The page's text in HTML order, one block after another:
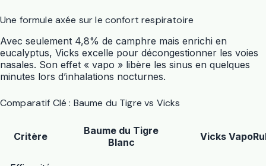
Une formule axée sur le confort respiratoire
Avec seulement 4,8% de camphre mais enrichi en
eucalyptus, Vicks excelle pour décongestionner les voies
nasales. Son effet « vapo » libère les sinus en quelques
minutes lors d’inhalations nocturnes.
Comparatif Clé : Baume du Tigre vs Vicks
Critère
Baume du Tigre
Blanc
Vicks